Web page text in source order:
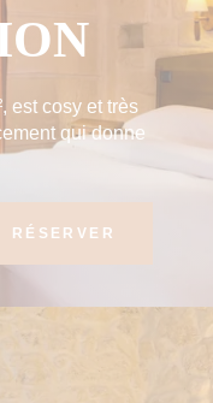
est cosy et très
qui donne
RÉSERVER